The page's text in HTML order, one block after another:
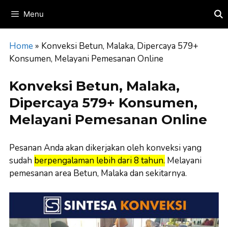
content
Menu
Home » Konveksi Betun, Malaka, Dipercaya 579+
Konsumen, Melayani Pemesanan Online
Konveksi Betun, Malaka,
Dipercaya 579+ Konsumen,
Melayani Pemesanan Online
Pesanan Anda akan dikerjakan oleh konveksi yang
sudah berpengalaman lebih dari 8 tahun. Melayani
pemesanan area Betun, Malaka dan sekitarnya.